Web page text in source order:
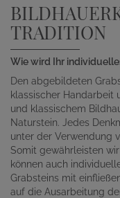
TRADITION
Wie wird Ihr
Den abgebildeten
klassischer Handarbeit
und klassischem
Naturstein. Jedes
unter der Verwendung
Somit gewährleisten
können auch
Grabsteins mit
auf die Ausarbeitung